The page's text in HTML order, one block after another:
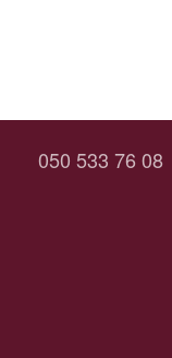
050 533 76 08